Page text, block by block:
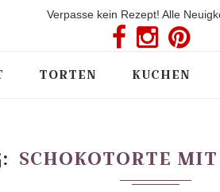
Verpasse kein Rezept! Alle
TORTEN KUCHEN
SCHOKOTORTE